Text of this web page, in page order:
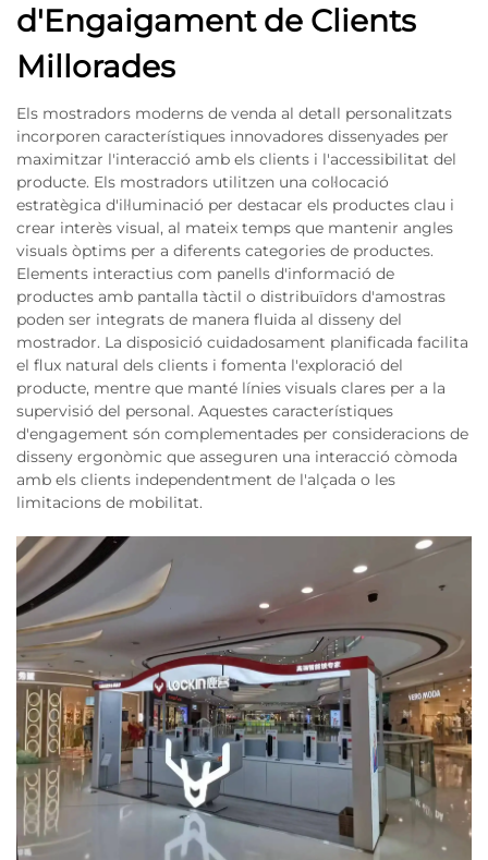
d'Engaigament de Clients
Millorades
Els mostradors moderns de venda al detall personalitzats
incorporen característiques innovadores dissenyades per
maximitzar l'interacció amb els clients i l'accessibilitat del
producte. Els mostradors utilitzen una col·locació
estratègica d'il·luminació per destacar els productes clau i
crear interès visual, al mateix temps que mantenir angles
visuals òptims per a diferents categories de productes.
Elements interactius com panells d'informació de
productes amb pantalla tàctil o distribuïdors d'amostras
poden ser integrats de manera fluida al disseny del
mostrador. La disposició cuidadosament planificada facilita
el flux natural dels clients i fomenta l'exploració del
producte, mentre que manté línies visuals clares per a la
supervisió del personal. Aquestes característiques
d'engagement són complementades per consideracions de
disseny ergonòmic que asseguren una interacció còmoda
amb els clients independentment de l'alçada o les
limitacions de mobilitat.